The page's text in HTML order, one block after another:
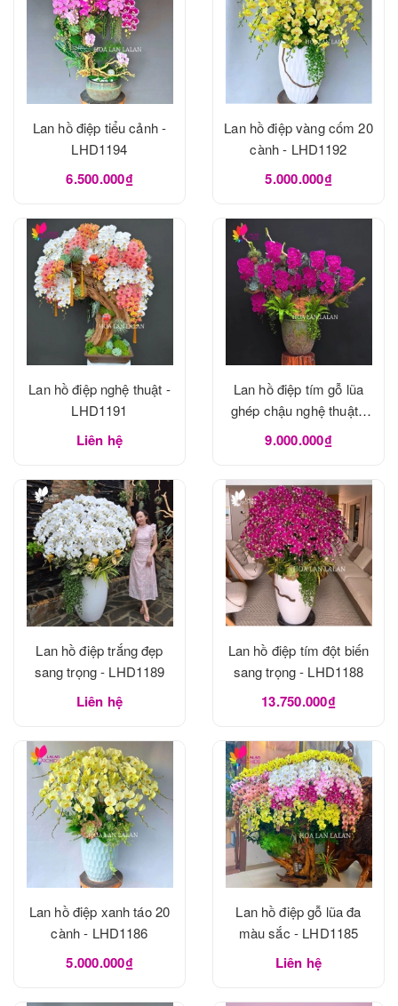
Lan hồ điệp tiểu cảnh -
LHD1194
6.500.000₫
Lan hồ điệp vàng cốm 20
cành - LHD1192
5.000.000₫
Lan hồ điệp nghệ thuật -
LHD1191
Liên hệ
Lan hồ điệp tím gỗ lũa
ghép chậu nghệ thuật -
LHD1190
9.000.000₫
Lan hồ điệp trắng đẹp
sang trọng - LHD1189
Liên hệ
Lan hồ điệp tím đột biến
sang trọng - LHD1188
13.750.000₫
Lan hồ điệp xanh táo 20
cành - LHD1186
5.000.000₫
Lan hồ điệp gỗ lũa đa
màu sắc - LHD1185
Liên hệ